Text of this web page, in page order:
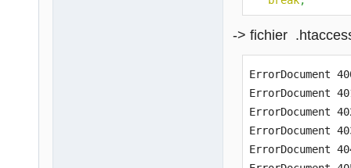
case '403':
echo
break;
case '404' :
echo 'La
break;
case '405' :
echo
-> fichier
ErrorDocument
ErrorDocument
ErrorDocument
ErrorDocument
ErrorDocument